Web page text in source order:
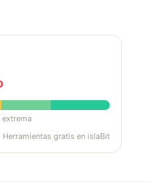
extrema
Herramientas gratis en islaBit